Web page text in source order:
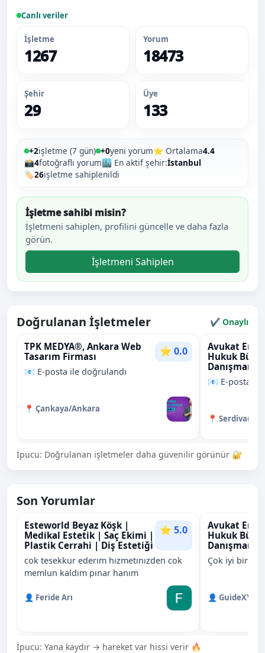
Canlı veriler
İşletme
1267
Yorum
18473
Şehir
29
Üye
133
+2işletme (7 gün) +0yeni yorum⭐ Ortalama4.4
📸4fotoğraflı yorum🏙️ En aktif şehir:İstanbul
🏷️26işletme sahiplenildi
İşletme sahibi misin?
İşletmeni sahiplen, profilini güncelle ve daha fazla
görün.
İşletmeni Sahiplen
Doğrulanan İşletmeler ✔ Onaylı
TPK MEDYA®, Ankara Web
Tasarım Firması
⭐ 0.0
📧 E-posta ile doğrulandı
📍 Çankaya/Ankara
Avukat
Hukuk
Danışmanlık
📧 E-posta
📍 Serdivan/
İpucu: Doğrulanan işletmeler daha güvenilir görünür 🔐
Son Yorumlar
Esteworld Beyaz Köşk |
Medikal Estetik | Saç Ekimi |
Plastik Cerrahi | Diş Estetiği
⭐ 5.0
cok tesekkur ederım hızmetınızden cok
memlun kaldım pınar hanım
👤 Feride Arı
Avukat
Hukuk
Danışmanlık
Çok iyi bir
👤 GuideXY
İpucu: Yana kaydır → hareket var hissi verir 🔥